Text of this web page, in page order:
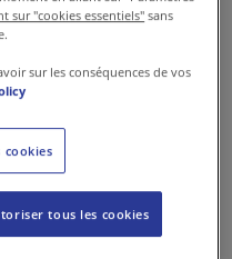
approche
sur "cookies essentiels" sans
sur les conséquences de vos
cookies
tous les cookies